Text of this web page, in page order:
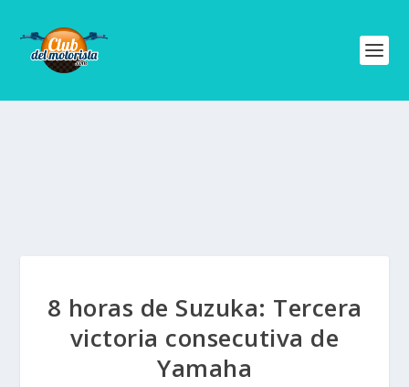
8 horas de Suzuka: Tercera
victoria consecutiva de
Yamaha